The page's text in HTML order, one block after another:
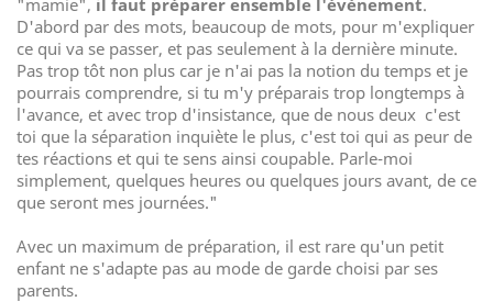
D'abord par des mots, beaucoup de mots, pour m'expliquer
ce qui va se passer, et pas seulement à la dernière minute.
Pas trop tôt non plus car je n'ai pas la notion du temps et je
pourrais comprendre, si tu m'y préparais trop longtemps à
l'avance, et avec trop d'insistance, que de nous deux c'est
toi que la séparation inquiète le plus, c'est toi qui as peur de
tes réactions et qui te sens ainsi coupable. Parle-moi
simplement, quelques heures ou quelques jours avant, de ce
que seront mes journées."
Avec un maximum de préparation, il est rare qu'un petit
enfant ne s'adapte pas au mode de garde choisi par ses
parents.